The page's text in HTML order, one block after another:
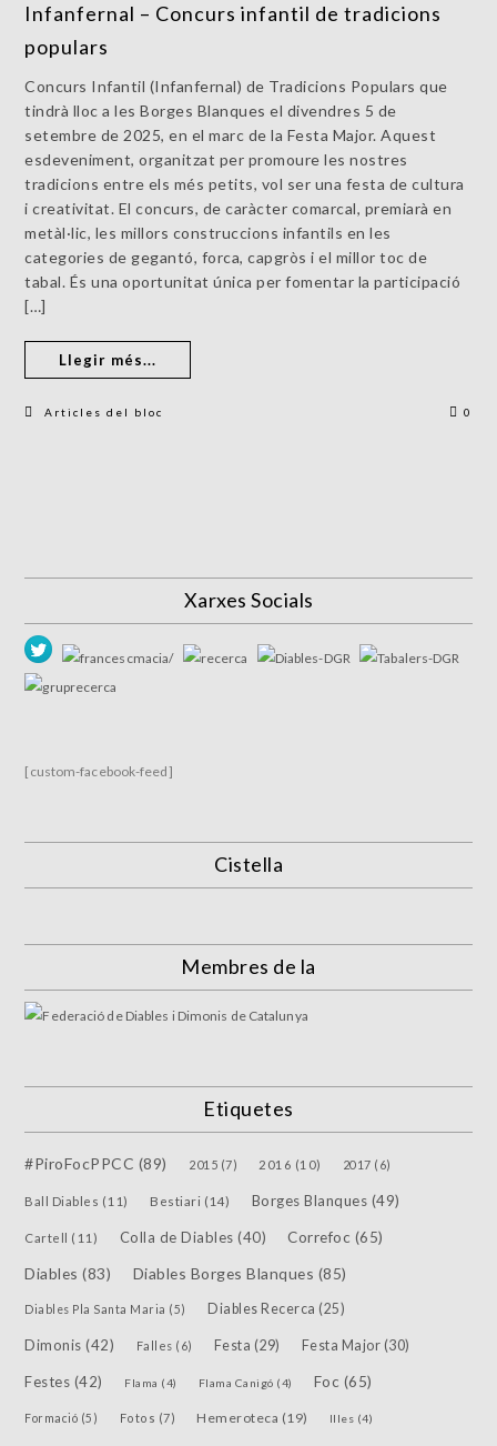
Infanfernal – Concurs infantil de tradicions
populars
Concurs Infantil (Infanfernal) de Tradicions Populars que
tindrà lloc a les Borges Blanques el divendres 5 de
setembre de 2025, en el marc de la Festa Major. Aquest
esdeveniment, organitzat per promoure les nostres
tradicions entre els més petits, vol ser una festa de cultura
i creativitat. El concurs, de caràcter comarcal, premiarà en
metàl·lic, les millors construccions infantils en les
categories de gegantó, forca, capgròs i el millor toc de
tabal. És una oportunitat única per fomentar la participació
[…]
Llegir més...
Articles del bloc 0
Xarxes Socials
[custom-facebook-feed]
Cistella
Membres de la
Etiquetes
#PiroFocPPCC (89) 2015 (7) 2016 (10) 2017 (6)
Ball Diables (11) Bestiari (14) Borges Blanques (49)
Cartell (11) Colla de Diables (40) Correfoc (65)
Diables (83) Diables Borges Blanques (85)
Diables Pla Santa Maria (5) Diables Recerca (25)
Dimonis (42) Falles (6) Festa (29) Festa Major (30)
Festes (42) Flama (4) Flama Canigó (4) Foc (65)
Formació (5) Fotos (7) Hemeroteca (19) Illes (4)